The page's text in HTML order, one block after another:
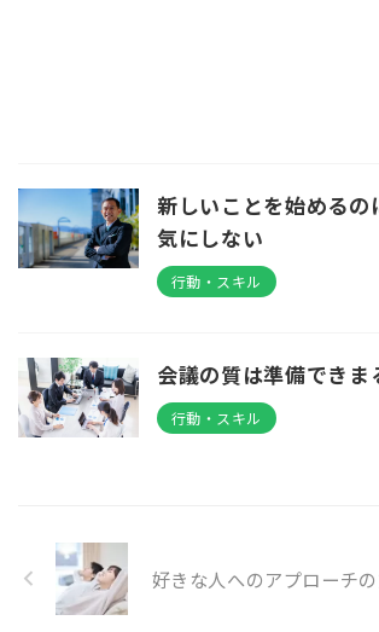
新しいことを始めるの
気にしない
行動・スキル
会議の質は準備できま
行動・スキル
好きな人へのアプローチ